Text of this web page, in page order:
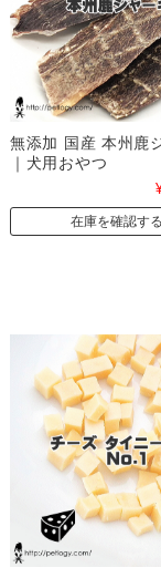
無添加 国産 本州鹿
｜犬用おやつ
在庫を確認する